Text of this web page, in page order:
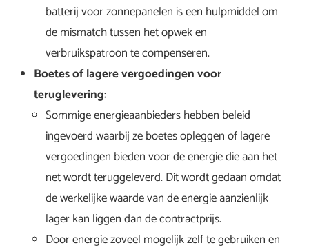
batterij voor zonnepanelen is een hulpmiddel om
de mismatch tussen het opwek en
verbruikspatroon te compenseren.
Boetes of lagere vergoedingen voor
teruglevering:
Sommige energieaanbieders hebben beleid
ingevoerd waarbij ze boetes opleggen of lagere
vergoedingen bieden voor de energie die aan het
net wordt teruggeleverd. Dit wordt gedaan omdat
de werkelijke waarde van de energie aanzienlijk
lager kan liggen dan de contractprijs.
Door energie zoveel mogelijk zelf te gebruiken en